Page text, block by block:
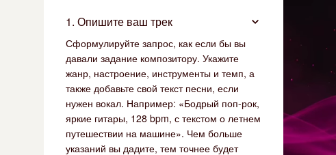
1. Опишите ваш трек
Сформулируйте запрос, как если бы вы
давали задание композитору. Укажите
жанр, настроение, инструменты и темп, а
также добавьте свой текст песни, если
нужен вокал. Например: «Бодрый поп-рок,
яркие гитары, 128 bpm, с текстом о летнем
путешествии на машине». Чем больше
указаний вы дадите, тем точнее будет